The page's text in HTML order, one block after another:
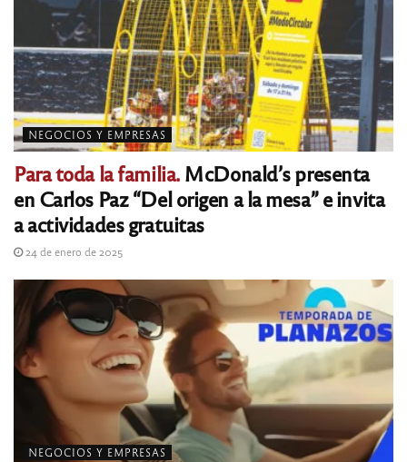
NEGOCIOS Y EMPRESAS
Para toda la familia.McDonald’s presenta
en Carlos Paz “Del origen a la mesa” e invita
a actividades gratuitas
24 de enero de 2025
NEGOCIOS Y EMPRESAS